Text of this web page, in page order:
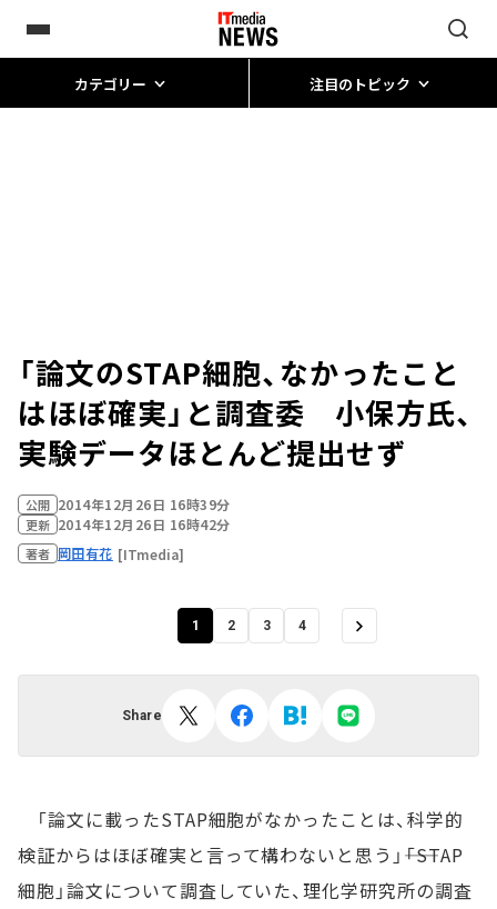
カテゴリー 注目のトピック
「論文のSTAP細胞、なかったこと
はほぼ確実」と調査委 小保方氏、
実験データほとんど提出せず
公開 2014年12月26日 16時39分
更新 2014年12月26日 16時42分
著者 岡田有花 [ITmedia]
1 2 3 4
Share
「論文に載ったSTAP細胞がなかったことは、科学的
検証からはほぼ確実と言って構わないと思う」――「STAP
細胞」論文について調査していた、理化学研究所の調査